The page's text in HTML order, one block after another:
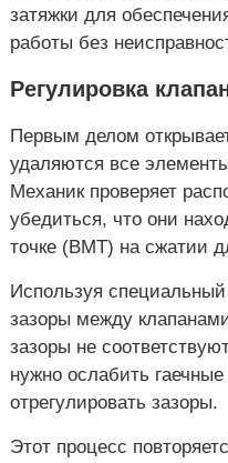
затяжки для
работы без
Регулировка
Первым делом
удаляются все
Механик проверяет
убедиться, что они
точке (ВМТ) на сжатии
Используя
зазоры между
зазоры не
нужно ослабить
отрегулировать зазоры.
Этот процесс